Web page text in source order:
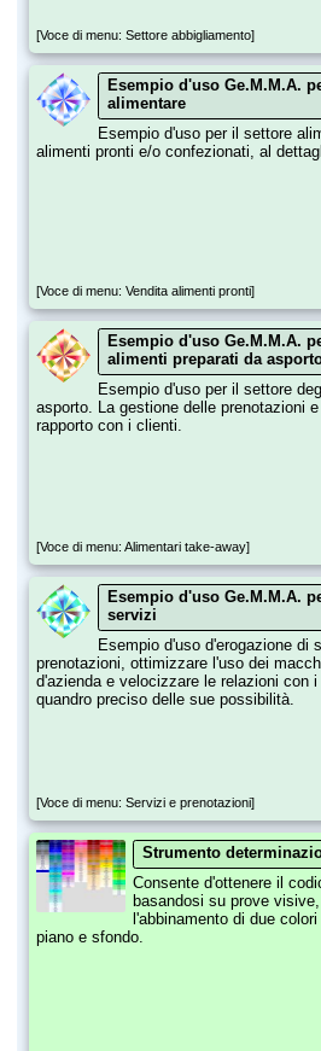
[Voce di menu: Settore abbigliamento]
Esempio d'uso Ge.M.M.A.
alimentare
Esempio d'uso per il settore
alimenti pronti e/o confezionati, al
[Voce di menu: Vendita alimenti pronti]
Esempio d'uso Ge.M.M.A.
alimenti preparati da
Esempio d'uso per il settore
asporto. La gestione delle prenotazioni
rapporto con i clienti.
[Voce di menu: Alimentari take-away]
Esempio d'uso Ge.M.M.A.
servizi
Esempio d'uso d'erogazione di
prenotazioni, ottimizzare l'uso dei
d'azienda e velocizzare le relazioni con
quandro preciso delle sue possibilità.
[Voce di menu: Servizi e prenotazioni]
Strumento
Consente d'ottenere il
basandosi su prove
l'abbinamento di due
piano e sfondo.